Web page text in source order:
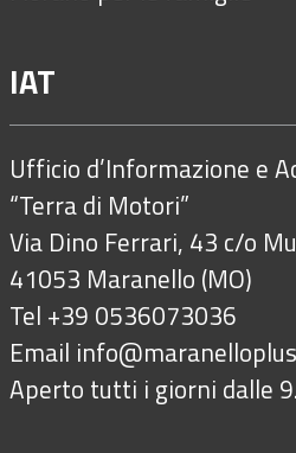
IAT
Ufficio d’Informazione e
“Terra di Motori”
Via Dino Ferrari, 43 c/o
41053 Maranello (MO)
Tel +39 0536073036
Email
Aperto tutti i giorni dalle